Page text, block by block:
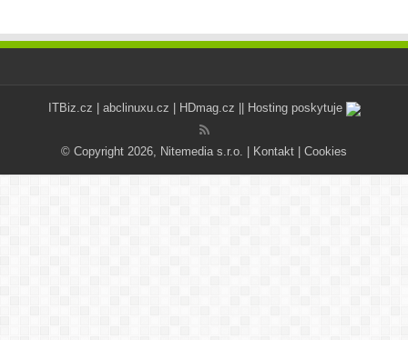
ITBiz.cz abclinuxu.cz HDmag.cz || Hosting poskytuje
© Copyright 2026, Nitemedia s.r.o. | Kontakt Cookies